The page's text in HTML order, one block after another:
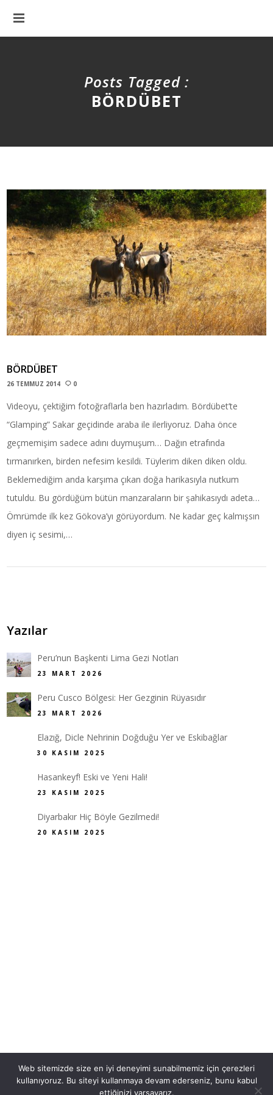
Posts Tagged :
BÖRDÜBET
BÖRDÜBET
26 TEMMUZ 2014 0
Videoyu, çektiğim fotoğraflarla ben hazırladım. Bördübet’te
“Glamping” Sakar geçidinde araba ile ilerliyoruz. Daha önce
geçmemişim sadece adını duymuşum… Dağın etrafında
tırmanırken, birden nefesim kesildi. Tüylerim diken diken oldu.
Beklemediğim anda karşıma çıkan doğa harikasıyla nutkum
tutuldu. Bu gördüğüm bütün manzaraların bir şahikasıydı adeta…
Ömrümde ilk kez Gökova’yı görüyordum. Ne kadar geç kalmışsın
diyen iç sesimi,…
Yazılar
Peru’nun Başkenti Lima Gezi Notları
23 MART 2026
Peru Cusco Bölgesi: Her Gezginin Rüyasıdır
23 MART 2026
Elazığ, Dicle Nehrinin Doğduğu Yer ve Eskibağlar
30 KASIM 2025
Hasankeyf! Eski ve Yeni Hali!
23 KASIM 2025
Diyarbakır Hiç Böyle Gezilmedi!
20 KASIM 2025
Web sitemizde size en iyi deneyimi sunabilmemiz için çerezleri
kullanıyoruz. Bu siteyi kullanmaya devam ederseniz, bunu kabul
ettiğinizi varsayarız.